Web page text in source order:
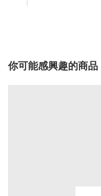
你可能感興趣的商品